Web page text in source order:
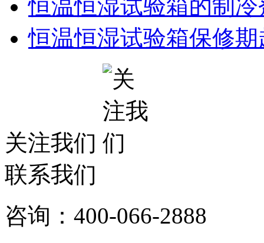
恒温恒湿试验箱的制冷
恒温恒湿试验箱保修期
关注我们
联系我们
咨询：400-066-2888